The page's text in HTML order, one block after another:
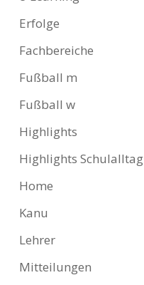
Erfolge
Fachbereiche
Fußball m
Fußball w
Highlights
Highlights Schulalltag
Home
Kanu
Lehrer
Mitteilungen